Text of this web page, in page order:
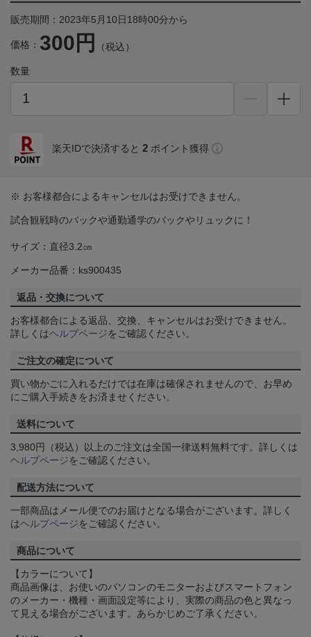
販売期間：2023年5月10日18時00分から
価格： 300円 （税込）
数量
楽天IDで決済すると 2 ポイント獲得
※ お客様都合によるキャンセルはお受けできません。
試合観戦時のバックや通勤通学のバックやリュックに！
サイズ：直径3.2㎝
メーカー品番：ks900435
返品・交換について
お客様都合による返品、交換、キャンセルはお受けできません。
詳しくはヘルプページをご確認ください。
ご注文の確定について
買い物かごに入れるだけでは在庫は確保されませんので、お早め
にご購入手続きをお済ませください。
送料について
3,980円（税込）以上のご注文は全国一律送料無料です。詳しくは
ヘルプページをご確認ください。
配送方法について
一部商品はメール便でのお届けとなる場合がございます。詳しく
はヘルプページをご確認ください。
商品について
【カラーについて】
商品画像は、お使いのパソコンのモニターおよびスマートフォン
のメーカー・機種・画面設定等により、実際の商品の色と異なっ
て見える場合がございます。あらかじめご了承ください。